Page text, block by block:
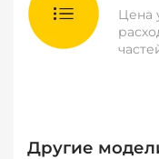
Цена
Другие